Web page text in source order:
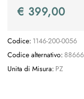
€ 399,00
Codice: 1146-200-0056
Codice alternativo:
Unita di Misura: PZ